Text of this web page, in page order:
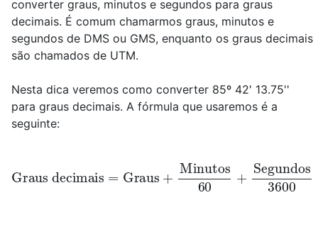
converter graus, minutos e segundos para graus
decimais. É comum chamarmos graus, minutos e
segundos de DMS ou GMS, enquanto os graus decimais
são chamados de UTM.
Nesta dica veremos como converter 85º 42' 13.75''
para graus decimais. A fórmula que usaremos é a
seguinte:
Minutos60+Segundos3600